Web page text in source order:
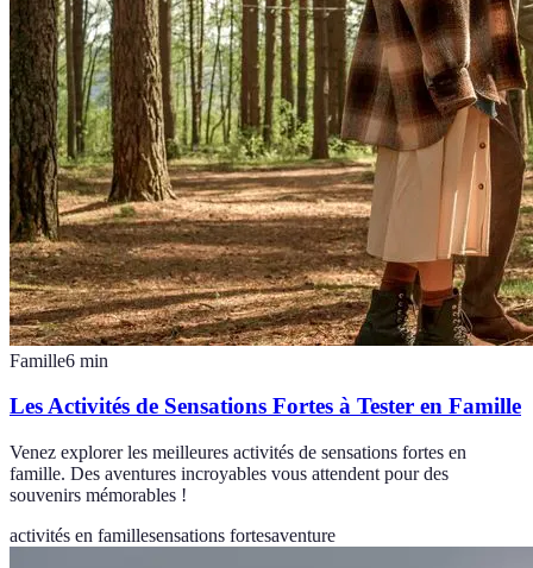
Famille6 min
Les Activités de Sensations Fortes à Tester en Famille
Venez explorer les meilleures activités de sensations fortes en
famille. Des aventures incroyables vous attendent pour des
souvenirs mémorables !
activités en famillesensations fortesaventure